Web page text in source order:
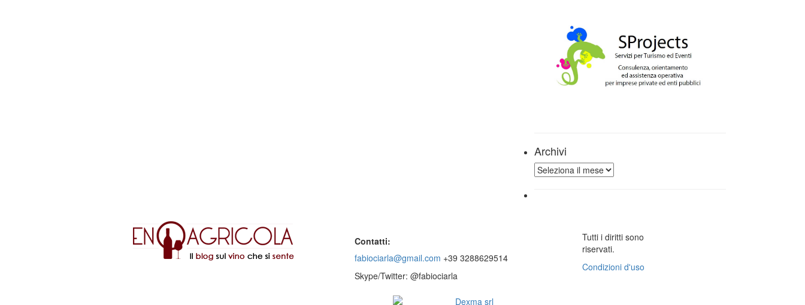
Archivi
Archivi
Contatti:
fabiociarla@gmail.com +39 3288629514
Skype/Twitter: @fabiociarla
Tutti i diritti sono
riservati.
Condizioni d'uso
Dexma srl